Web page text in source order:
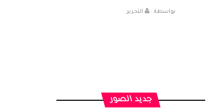
بواسطة : التحرير
جديد الصور